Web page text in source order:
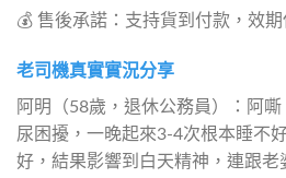
💰 售後承諾：支持貨到付款，效期
老司機真實實況分享
阿明（58歲，退休公務員）：阿
尿困擾，一晚起來3-4次根本睡不
好，結果影響到白天精神，連跟